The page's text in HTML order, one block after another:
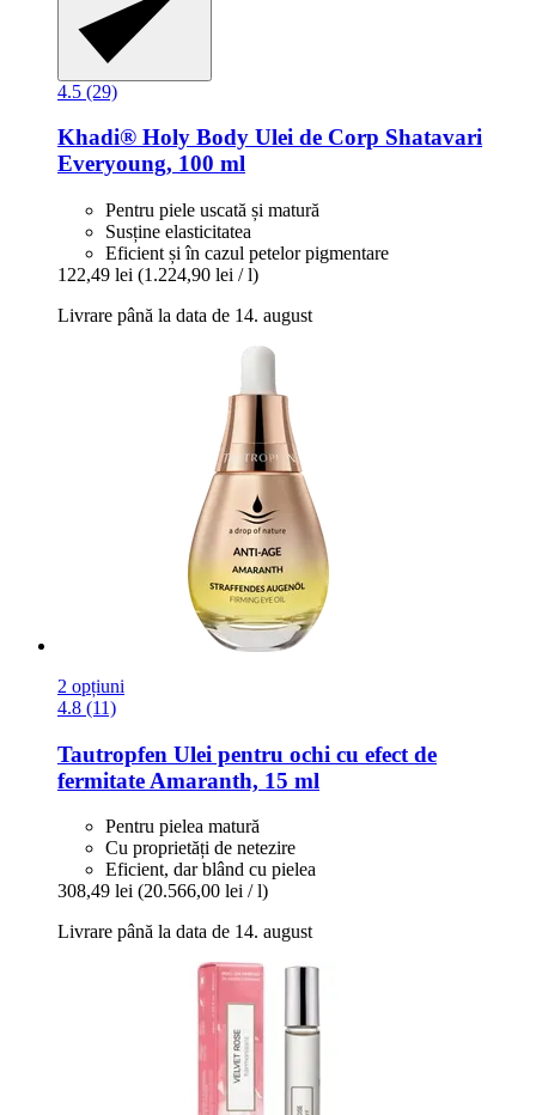
4.5 (29)
Khadi® Holy Body Ulei de Corp Shatavari
Everyoung, 100 ml
Pentru piele uscată și matură
Susține elasticitatea
Eficient și în cazul petelor pigmentare
122,49 lei (1.224,90 lei / l)
Livrare până la data de 14. august
2 opțiuni
4.8 (11)
Tautropfen Ulei pentru ochi cu efect de
fermitate Amaranth, 15 ml
Pentru pielea matură
Cu proprietăți de netezire
Eficient, dar blând cu pielea
308,49 lei (20.566,00 lei / l)
Livrare până la data de 14. august